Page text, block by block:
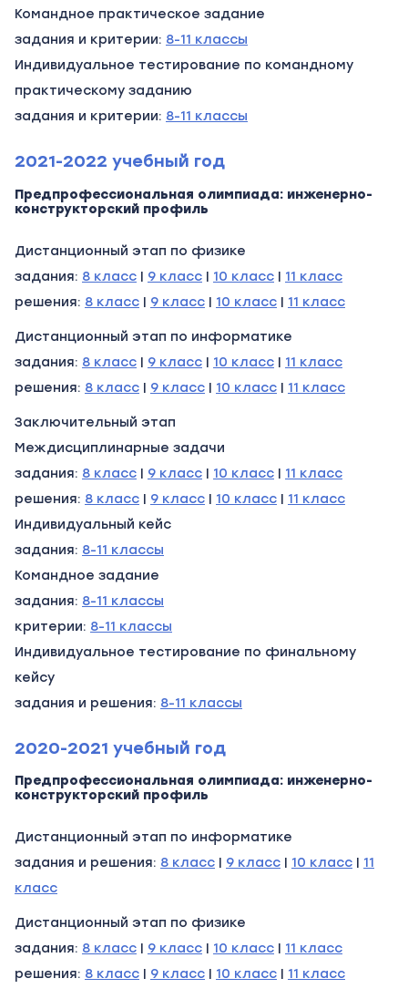
Командное практическое задание
задания и критерии: 8-11 классы
Индивидуальное тестирование по командному
практическому заданию
задания и критерии: 8-11 классы
2021-2022 учебный год
Предпрофессиональная олимпиада: инженерно-
конструкторский профиль
Дистанционный этап по физике
задания: 8 класс | 9 класс | 10 класс | 11 класс
решения: 8 класс | 9 класс | 10 класс | 11 класс
Дистанционный этап по информатике
задания: 8 класс | 9 класс | 10 класс | 11 класс
решения: 8 класс | 9 класс | 10 класс | 11 класс
Заключительный этап
Междисциплинарные задачи
задания: 8 класс | 9 класс | 10 класс | 11 класс
решения: 8 класс | 9 класс | 10 класс | 11 класс
Индивидуальный кейс
задания: 8-11 классы
Командное задание
задания: 8-11 классы
критерии: 8-11 классы
Индивидуальное тестирование по финальному
кейсу
задания и решения: 8-11 классы
2020-2021 учебный год
Предпрофессиональная олимпиада: инженерно-
конструкторский профиль
Дистанционный этап по информатике
задания и решения: 8 класс | 9 класс | 10 класс | 11
класс
Дистанционный этап по физике
задания: 8 класс | 9 класс | 10 класс | 11 класс
решения: 8 класс | 9 класс | 10 класс | 11 класс